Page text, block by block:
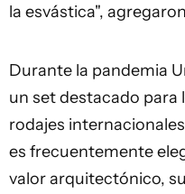
la esvástica",
Durante la pandemia
un set destacado para
rodajes
es frecuentemente
valor arquitectónico,